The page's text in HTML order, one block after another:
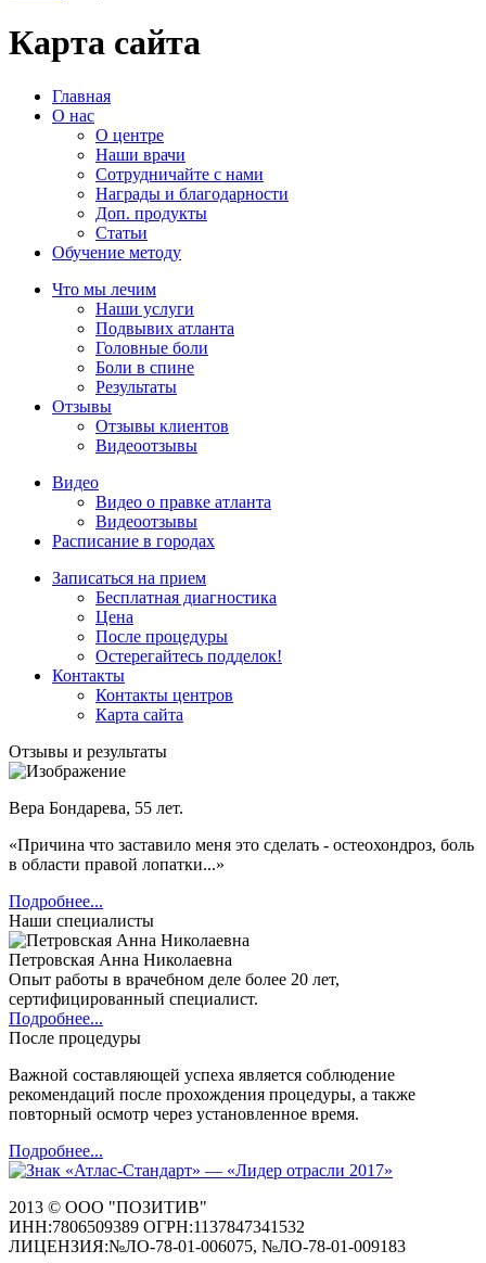
Карта сайта
Главная
О нас
О центре
Наши врачи
Сотрудничайте с нами
Награды и благодарности
Доп. продукты
Статьи
Обучение методу
Что мы лечим
Наши услуги
Подвывих атланта
Головные боли
Боли в спине
Результаты
Отзывы
Отзывы клиентов
Видеоотзывы
Видео
Видео о правке атланта
Видеоотзывы
Расписание в городах
Записаться на прием
Бесплатная диагностика
Цена
После процедуры
Остерегайтесь подделок!
Контакты
Контакты центров
Карта сайта
Отзывы и результаты
Вера Бондарева, 55 лет.
«Причина что заставило меня это сделать - остеохондроз, боль
в области правой лопатки...»
Подробнее...
Наши специалисты
Петровская Анна Николаевна
Опыт работы в врачебном деле более 20 лет,
сертифицированный специалист.
Подробнее...
После процедуры
Важной составляющей успеха является соблюдение
рекомендаций после прохождения процедуры, а также
повторный осмотр через установленное время.
Подробнее...
2013 © ООО "ПОЗИТИВ"
ИНН:7806509389 ОГРН:1137847341532
ЛИЦЕНЗИЯ:№ЛО-78-01-006075, №ЛО-78-01-009183